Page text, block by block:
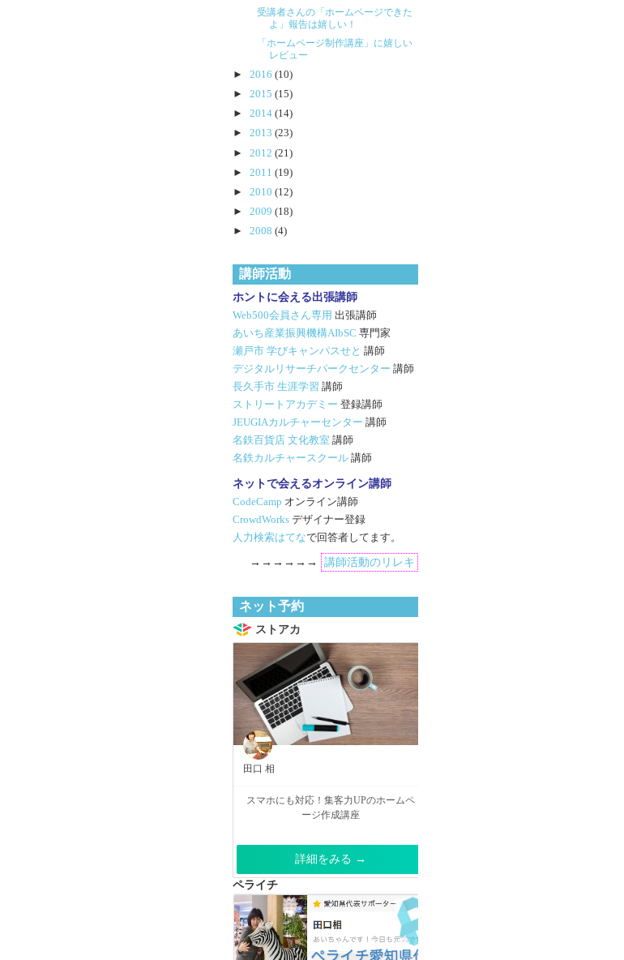
受講者さんの「ホームページできた
よ」報告は嬉しい！
「ホームページ制作講座」に嬉しい
レビュー
► 2016 (10)
► 2015 (15)
► 2014 (14)
► 2013 (23)
► 2012 (21)
► 2011 (19)
► 2010 (12)
► 2009 (18)
► 2008 (4)
講師活動
ホントに会える出張講師
Web500会員さん専用 出張講師
あいち産業振興機構AIbSC 専門家
瀬戸市 学びキャンパスせと 講師
デジタルリサーチパークセンター 講師
長久手市 生涯学習 講師
ストリートアカデミー 登録講師
JEUGIAカルチャーセンター 講師
名鉄百貨店 文化教室 講師
名鉄カルチャースクール講師
ネットで会えるオンライン講師
CodeCamp オンライン講師
CrowdWorksデザイナー登録
人力検索はてなで回答者してます。
→→→→→→ 講師活動のリレキ
ネット予約
ストアカ
田口 相
スマホにも対応！集客力UPのホームペ
ージ作成講座
詳細をみる →
ペライチ